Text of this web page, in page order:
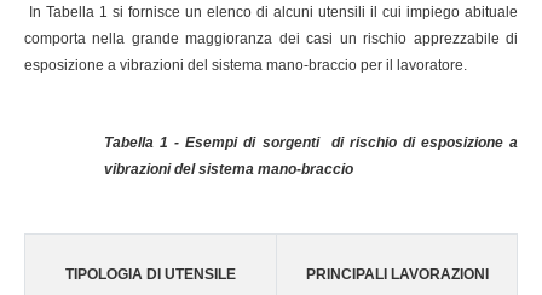
In Tabella 1 si fornisce un elenco di alcuni utensili il cui impiego abituale
comporta nella grande maggioranza dei casi un rischio apprezzabile di
esposizione a vibrazioni del sistema mano-braccio per il lavoratore.
Tabella 1 - Esempi di sorgenti di rischio di esposizione a
vibrazioni del sistema mano-braccio
TIPOLOGIA DI UTENSILE PRINCIPALI LAVORAZIONI